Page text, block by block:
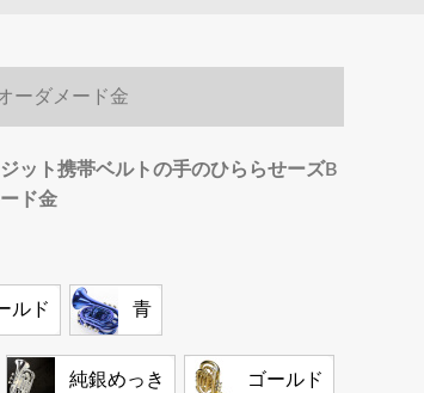
ーダメード金
ット携帯ベルトの手のひららせーズB
ド金
ルド 青
純銀めっき ゴールド